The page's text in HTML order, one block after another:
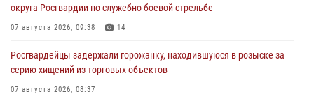
округа Росгвардии по служебно-боевой стрельбе
07 августа 2026, 09:38 14
Росгвардейцы задержали горожанку, находившуюся в розыске за
серию хищений из торговых объектов
07 августа 2026, 08:37